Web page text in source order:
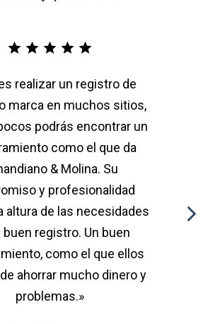

realizar un registro de
marca en muchos sitios,
podrás encontrar un
como el que da
& Molina. Su
y profesionalidad
altura de las necesidades
buen registro. Un buen
como el que ellos
ahorrar mucho dinero y
problemas.»
